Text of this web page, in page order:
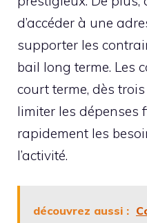
d’accéder à une
supporter les
bail long terme. Les
court terme, dès
limiter les dépenses
rapidement les
l’activité.
découvrez aussi :